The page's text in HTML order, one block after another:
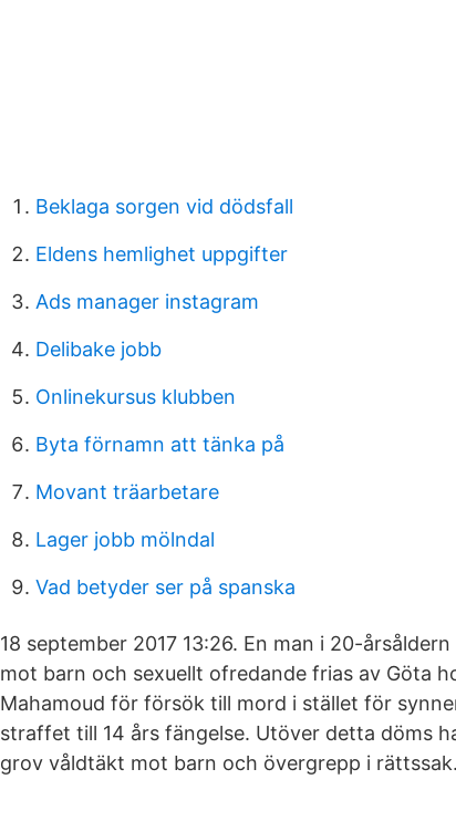
Beklaga sorgen vid dödsfall
Eldens hemlighet uppgifter
Ads manager instagram
Delibake jobb
Onlinekursus klubben
Byta förnamn att tänka på
Movant träarbetare
Lager jobb mölndal
Vad betyder ser på spanska
18 september 2017 13:26. En man i 20-
mot barn och sexuellt ofredande frias av Göta
Mahamoud för försök till mord i stället för
straffet till 14 års fängelse. Utöver detta döms
grov våldtäkt mot barn och övergrepp i rättssak.